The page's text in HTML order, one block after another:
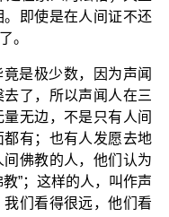
即使是在人间证不还
。
是极少数，因为声闻
了，所以声闻人在三
无边，不是只有人间
有；也有人发愿去地
佛教的人，他们认为
”；这样的人，叫作声
们看得很远，他们看